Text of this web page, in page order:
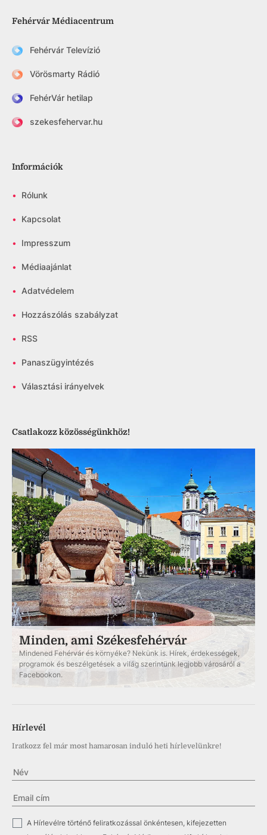
Fehérvár Médiacentrum
Fehérvár Televízió
Vörösmarty Rádió
FehérVár hetilap
szekesfehervar.hu
Információk
• Rólunk
• Kapcsolat
• Impresszum
• Médiaajánlat
• Adatvédelem
• Hozzászólás szabályzat
• RSS
• Panaszügyintézés
• Választási irányelvek
Csatlakozz közösségünkhöz!
Minden, ami Székesfehérvár
Mindened Fehérvár és környéke? Nekünk is. Hírek, érdekességek,
programok és beszélgetések a világ szerintünk legjobb városáról a
Facebookon.
Hírlevél
Iratkozz fel már most hamarosan induló heti hírlevelünkre!
A Hírlevélre történő feliratkozással önkéntesen, kifejezetten